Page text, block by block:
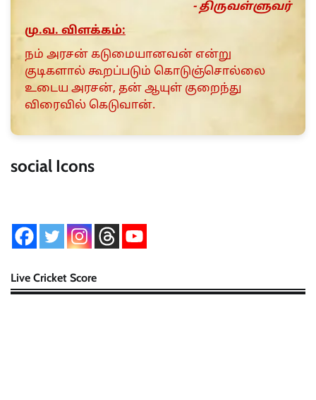
- திருவள்ளுவர்
மு.வ. விளக்கம்:
நம் அரசன் கடுமையானவன் என்று
குடிகளால் கூறப்படும் கொடுஞ்சொல்லை
உடைய அரசன், தன் ஆயுள் குறைந்து
விரைவில் கெடுவான்.
social Icons
Live Cricket Score